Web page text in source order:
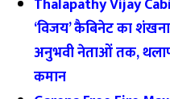
‘विजय’ कैबिनेट का
अनुभवी नेताओं तक,
कमान